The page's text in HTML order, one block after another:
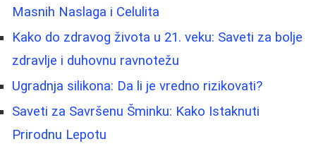
Masnih Naslaga i Celulita
Kako do zdravog života u 21. veku: Saveti za bolje
zdravlje i duhovnu ravnotežu
Ugradnja silikona: Da li je vredno rizikovati?
Saveti za Savršenu Šminku: Kako Istaknuti
Prirodnu Lepotu